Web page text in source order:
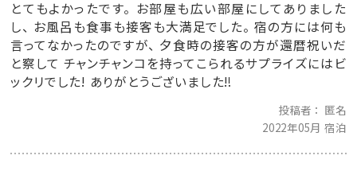
とてもよかったです。 お部屋も広い部屋にしてありました
し、 お風呂も食事も接客も大満足でした。 宿の方には何も
言ってなかったのですが、 夕食時の接客の方が還暦祝いだ
と察して チャンチャンコを持ってこられるサプライズにはビ
ックリでした! ありがとうございました‼️
投稿者
匿名
2022年05月 宿泊